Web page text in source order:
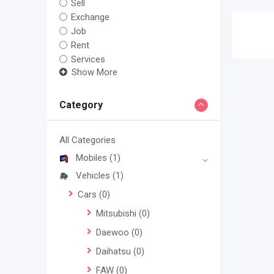
Sell
Exchange
Job
Rent
Services
Show More
Category
All Categories
Mobiles (1)
Vehicles (1)
Cars (0)
Mitsubishi (0)
Daewoo (0)
Daihatsu (0)
FAW (0)